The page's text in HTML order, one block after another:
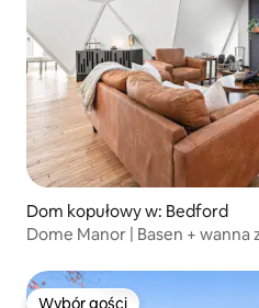
Dom kopułowy w: Bedford
Dome Manor | Basen +
Wybór gości